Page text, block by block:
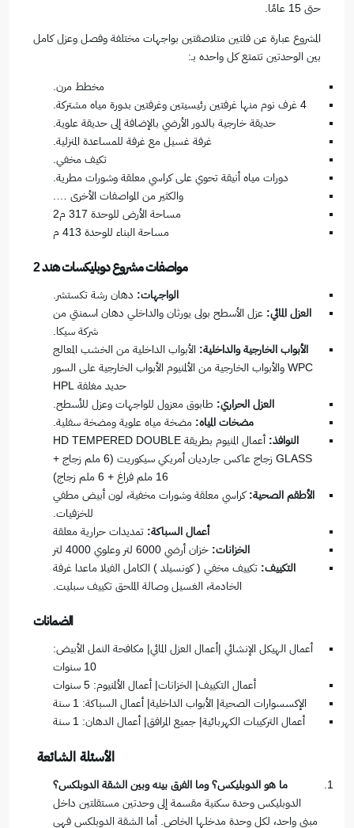
حتى 15 عامًا.
المشروع عبارة عن فلتين متلاصقتين بواجهات مختلفة وفصل وعزل کامل
بين الوحدتين تتمتع كل واحده بـ:
مخطط مرن.
4 غرف نوم منها غرفتين رئیسیتین وغرفتين بدورة مياه مشتركة.
حديقة خارجية بالدور الأرضي بالإضافة إلى حديقة علوية.
غرفة غسيل مع غرفة للمساعدة المنزلية.
تكيف مخفي.
دورات مياه أنيقة تحوي على كراسي معلقة وشورات مطرية.
والكثير من المواصفات الأخرى ….
مساحة الأرض للوحدة 317 م2
مساحة البناء للوحدة 413 م
مواصفات مشروع دوبليكسات هند 2
الواجهات:دهان رشة تكستشر.
العزل المائي:عزل الأسطح بولى يورثان والداخلي دهان اسمنتي من
شركة سيكا.
الأبواب الخارجية والداخلية:الأبواب الداخلية من الخشب المعالج
WPC والأبواب الخارجية من الألمنيوم الأبواب الخارجية على السور
حديد مغلفة HPL
العزل الحراري:طابوق معزول للواجهات وعزل للأسطح.
مضخات المياه:مضخة مياه علوية ومضخة سفلية.
النوافذ:
أعمال المنيوم بطريقة HD TEMPERED DOUBLE
GLASS زجاج عاكس جارديان أمريكي سيكوريت (6 ملم زجاج +
16 ملم فراغ + 6 ملم زجاج)
الأطقم الصحية:كراسي معلقة وشورات مخفية، لون أبيض مطفي
للخزفيات.
أعمال السباكة:تمديدات حرارية معلقة
الخزانات:خزان أرضي 6000 لتر وعلوي 4000 لتر
التكييف:تكييف مخفي ( كونسيلد ) الكامل الفيلا ماعدا غرفة
الخادمة، الغسيل وصالة الملحق تكييف سبليت.
الضمانات
أعمال الهيكل الإنشائي |أعمال العزل المائي| مكافحة النمل الأبيض:
10 سنوات
أعمال التكييف| الخزانات| أعمال الألمنيوم: 5 سنوات
الإكسسوارات الصحية| الأبواب الداخلية| أعمال السباكة: 1 سنة
أعمال التركيبات الكهربائية| جميع المرافق| أعمال الدهان: 1 سنة
الأسئلة الشائعة
ما هو الدوبليكس؟ وما الفرق بينه وبين الشقة الدوبلكس؟
الدوبليكس وحدة سكنية مقسمة إلى وحدتين مستقلتين داخل
مبنى واحد، لكل وحدة مدخلها الخاص. أما الشقة الدوبلكس فهي